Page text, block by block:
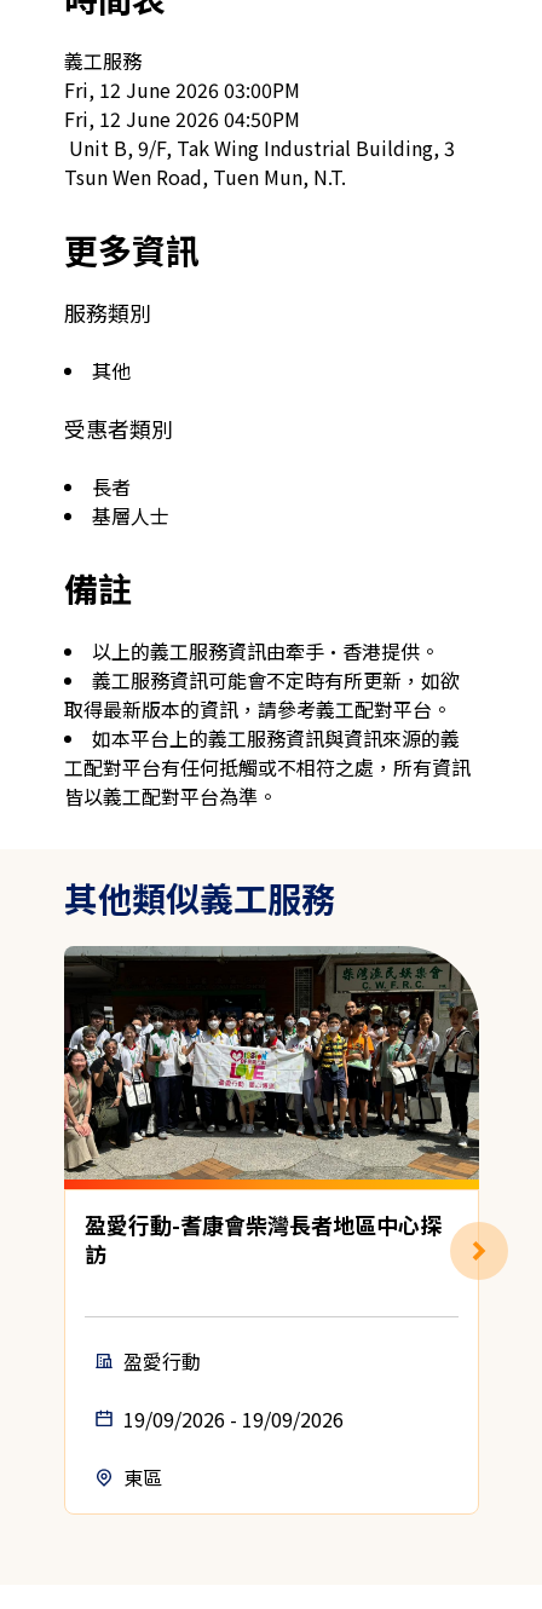
義工服務
Fri, 12 June 2026 03:00PM
Fri, 12 June 2026 04:50PM
Tsun Wen Road, Tuen Mun, N.T.
更多資訊
服務類別
其他
受惠者類別
長者
基層人士
備註
以上的義工服務資訊由牽手·香港提供。
義工服務資訊可能會不定時有所更新，如欲
取得最新版本的資訊，請參考義工配對平台。
如本平台上的義工服務資訊與資訊來源的義
工配對平台有任何抵觸或不相符之處，所有資訊
皆以義工配對平台為準。
其他類似義工服務
盈愛行動-耆康會柴灣長者地區中心探
訪
盈愛行動
19/09/2026 - 19/09/2026
東區